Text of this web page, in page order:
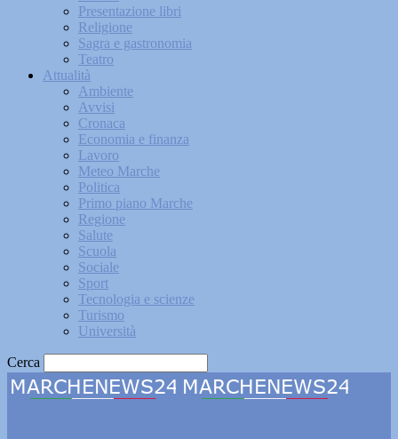
Presentazione libri
Religione
Sagra e gastronomia
Teatro
Attualità
Ambiente
Avvisi
Cronaca
Economia e finanza
Lavoro
Meteo Marche
Politica
Primo piano Marche
Regione
Salute
Scuola
Sociale
Sport
Tecnologia e scienze
Turismo
Università
Cerca